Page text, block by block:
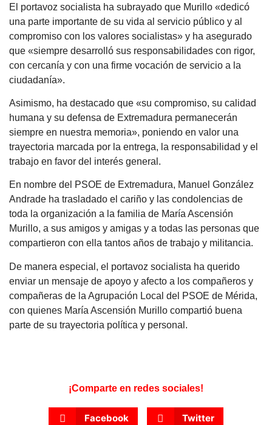
El portavoz socialista ha subrayado que Murillo «dedicó
una parte importante de su vida al servicio público y al
compromiso con los valores socialistas» y ha asegurado
que «siempre desarrolló sus responsabilidades con rigor,
con cercanía y con una firme vocación de servicio a la
ciudadanía».
Asimismo, ha destacado que «su compromiso, su calidad
humana y su defensa de Extremadura permanecerán
siempre en nuestra memoria», poniendo en valor una
trayectoria marcada por la entrega, la responsabilidad y el
trabajo en favor del interés general.
En nombre del PSOE de Extremadura, Manuel González
Andrade ha trasladado el cariño y las condolencias de
toda la organización a la familia de María Ascensión
Murillo, a sus amigos y amigas y a todas las personas que
compartieron con ella tantos años de trabajo y militancia.
De manera especial, el portavoz socialista ha querido
enviar un mensaje de apoyo y afecto a los compañeros y
compañeras de la Agrupación Local del PSOE de Mérida,
con quienes María Ascensión Murillo compartió buena
parte de su trayectoria política y personal.
¡Comparte en redes sociales!
Facebook Twitter